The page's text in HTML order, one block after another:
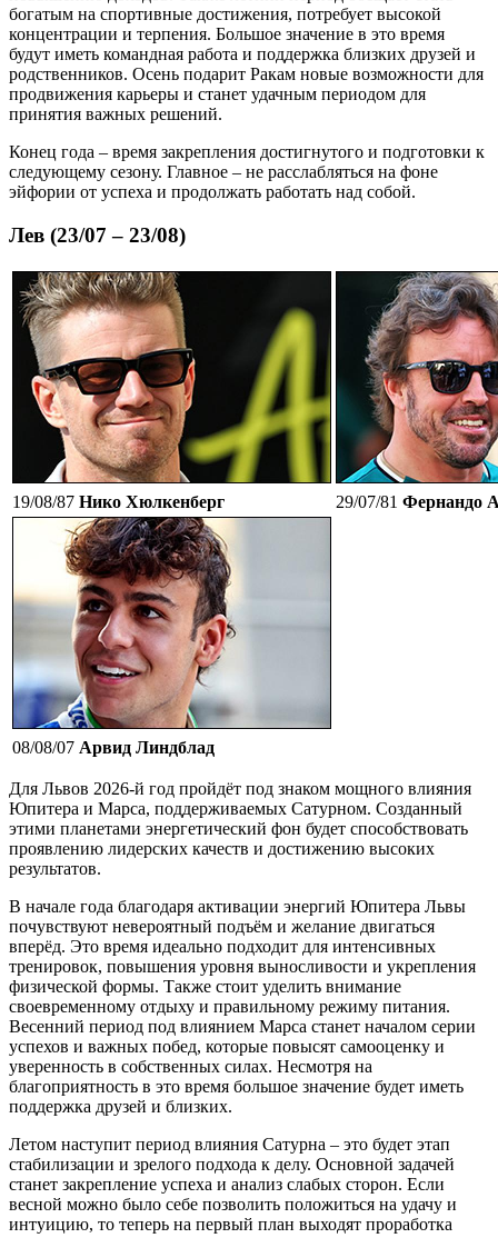
богатым на спортивные достижения, потребует высокой
концентрации и терпения. Большое значение в это время
будут иметь командная работа и поддержка близких друзей и
родственников. Осень подарит Ракам новые возможности для
продвижения карьеры и станет удачным периодом для
принятия важных решений.
Конец года – время закрепления достигнутого и подготовки к
следующему сезону. Главное – не расслабляться на фоне
эйфории от успеха и продолжать работать над собой.
Лев (23/07 – 23/08)
19/08/87 Нико Хюлкенберг 29/07/81 Фернандо
08/08/07 Арвид Линдблад
Для Львов 2026-й год пройдёт под знаком мощного влияния
Юпитера и Марса, поддерживаемых Сатурном. Созданный
этими планетами энергетический фон будет способствовать
проявлению лидерских качеств и достижению высоких
результатов.
В начале года благодаря активации энергий Юпитера Львы
почувствуют невероятный подъём и желание двигаться
вперёд. Это время идеально подходит для интенсивных
тренировок, повышения уровня выносливости и укрепления
физической формы. Также стоит уделить внимание
своевременному отдыху и правильному режиму питания.
Весенний период под влиянием Марса станет началом серии
успехов и важных побед, которые повысят самооценку и
уверенность в собственных силах. Несмотря на
благоприятность в это время большое значение будет иметь
поддержка друзей и близких.
Летом наступит период влияния Сатурна – это будет этап
стабилизации и зрелого подхода к делу. Основной задачей
станет закрепление успеха и анализ слабых сторон. Если
весной можно было себе позволить положиться на удачу и
интуицию, то теперь на первый план выходят проработка